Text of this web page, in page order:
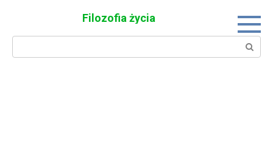
Filozofia życia
Search: